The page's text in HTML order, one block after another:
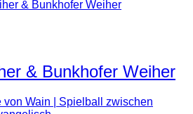
& Bunkhofer Weiher